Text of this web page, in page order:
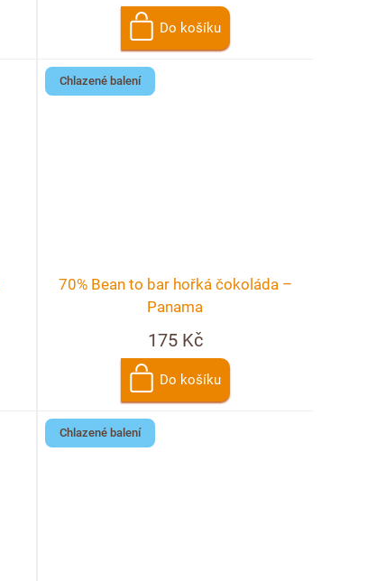
Do košíku
Chlazené balení
70% Bean to bar hořká čokoláda –
Panama
175 Kč
Do košíku
Chlazené balení